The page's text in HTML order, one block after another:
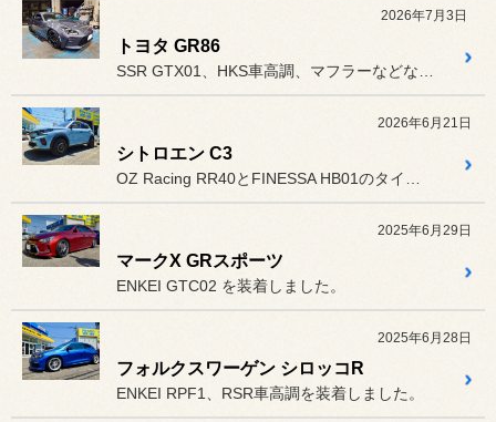
2026年7月3日
トヨタ GR86
2026年6月21日
シトロエン C3
2025年6月29日
マークX GRスポーツ
ENKEI GTC02 を装着しました。
2025年6月28日
フォルクスワーゲン シロッコR
ENKEI RPF1、RSR車高調を装着しました。